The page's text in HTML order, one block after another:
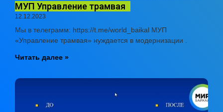
МУП Управление трамвая
12.12.2023
Мы в телеграмм: https://t.me/world_baikal МУП
«Управление трамвая» нуждается в модернизации .
Читать далее »